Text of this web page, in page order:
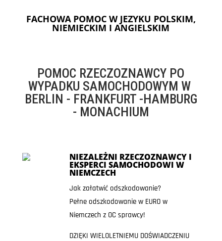
FACHOWA POMOC W JEZYKU POLSKIM,
NIEMIECKIM I ANGIELSKIM
POMOC RZECZOZNAWCY PO
WYPADKU SAMOCHODOWYM W
BERLIN - FRANKFURT -HAMBURG
- MONACHIUM
NIEZALEŻNI RZECZOZNAWCY I
EKSPERCI SAMOCHODOWI W
NIEMCZECH
Jak załatwić odszkodowanie?
Pełne odszkodowanie w EURO w
Niemczech z OC sprawcy!
DZIĘKI WIELOLETNIEMU DOŚWIADCZENIU